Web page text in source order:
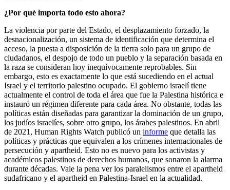
¿Por qué importa todo esto ahora?
La violencia por parte del Estado, el desplazamiento forzado, la
desnacionalización, un sistema de identificación que determina el
acceso, la puesta a disposición de la tierra solo para un grupo de
ciudadanos, el despojo de todo un pueblo y la separación basada en
la raza se consideran hoy inequívocamente reprobables. Sin
embargo, esto es exactamente lo que está sucediendo en el actual
Israel y el territorio palestino ocupado. El gobierno israelí tiene
actualmente el control de toda el área que fue la Palestina histórica e
instauró un régimen diferente para cada área. No obstante, todas las
políticas están diseñadas para garantizar la dominación de un grupo,
los judíos israelíes, sobre otro grupo, los árabes palestinos. En abril
de 2021, Human Rights Watch publicó un informe que detalla las
políticas y prácticas que equivalen a los crímenes internacionales de
persecución y apartheid. Esto no es nuevo para los activistas y
académicos palestinos de derechos humanos, que sonaron la alarma
durante décadas. Vale la pena ver los paralelismos entre el apartheid
sudafricano y el apartheid en Palestina-Israel en la actualidad.